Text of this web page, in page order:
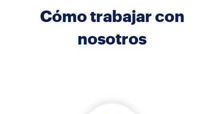
Cómo trabajar con
nosotros